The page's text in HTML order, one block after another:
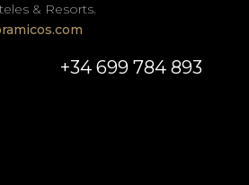
& Resorts.
+34 699 784 893